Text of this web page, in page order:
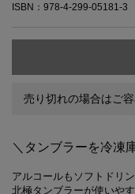
ISBN：978-4-299-05181-3
売り切れの場合はご
＼タンブラーを冷凍
アルコールもソフトドリ
北極タンブラーが使いや